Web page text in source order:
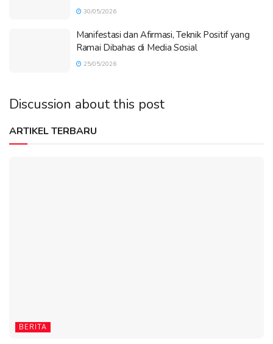
30/05/2026
Manifestasi dan Afirmasi, Teknik Positif yang
Ramai Dibahas di Media Sosial
25/05/2026
Discussion about this post
ARTIKEL TERBARU
BERITA